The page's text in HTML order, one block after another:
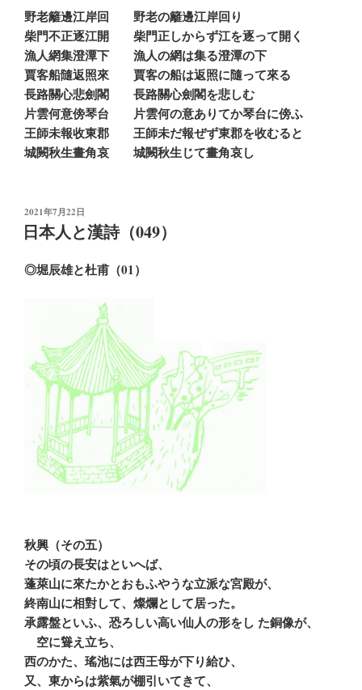
野老籬邊江岸回 野老の籬邊江岸回り
柴門不正逐江開 柴門正しからず江を逐って開く
漁人網集澄潭下 漁人の網は集る澄潭の下
賈客船隨返照來 賈客の船は返照に隨って來る
長路關心悲劍閣 長路關心劍閣を悲しむ
片雲何意傍琴台 片雲何の意ありてか琴台に傍ふ
王師未報收東郡 王師未だ報ぜず東郡を收むると
城闕秋生畫角哀 城闕秋生じて畫角哀し
投
稿
日:
2021年7月22日
日本人と漢詩（049）
◎堀辰雄と杜甫（01）
秋興（その五）
その頃の長安はといへば、
蓬萊山に來たかとおもふやうな立派な宮殿が、
終南山に相對して、燦爛として居った。
承露盤といふ、恐ろしい高い仙人の形をし た銅像が、
空に聳え立ち、
西のかた、瑤池には西王母が下り給ひ、
又、東からは紫氣が棚引いてきて、